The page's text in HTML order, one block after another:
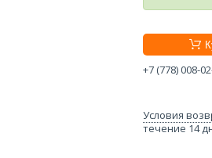
+7 (778) 008-
течение 14